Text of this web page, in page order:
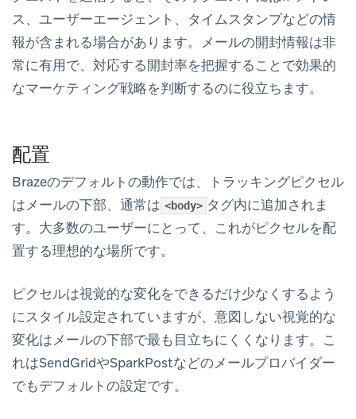
ス、ユーザーエージェント、タイムスタンプなどの情
報が含まれる場合があります。メールの開封情報は非
常に有用で、対応する開封率を把握することで効果的
なマーケティング戦略を判断するのに役立ちます。
配置
Brazeのデフォルトの動作では、トラッキングピクセル
はメールの下部、通常は <body> タグ内に追加されま
す。大多数のユーザーにとって、これがピクセルを配
置する理想的な場所です。
ピクセルは視覚的な変化をできるだけ少なくするよう
にスタイル設定されていますが、意図しない視覚的な
変化はメールの下部で最も目立ちにくくなります。こ
れはSendGridやSparkPostなどのメールプロバイダー
でもデフォルトの設定です。